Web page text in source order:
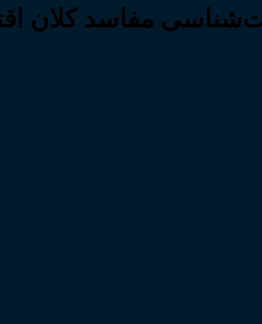
کرسی‌های علمی ترویجی ـ ۴؛